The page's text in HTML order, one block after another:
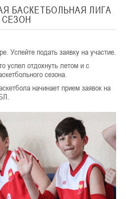
БАСКЕТБОЛЬНАЯ ЛИГА
Успейте подать заявку на участие.
успел отдохнуть летом и с
сезона.
начинает прием заявок на